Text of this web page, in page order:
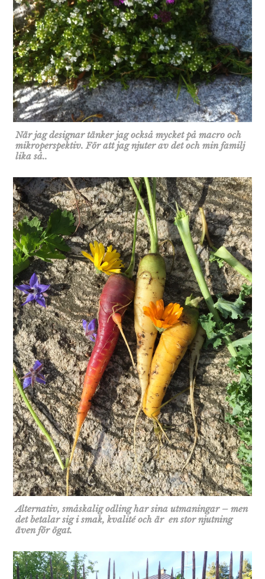
När jag designar tänker jag också mycket på macro och
mikroperspektiv. För att jag njuter av det och min familj
lika så..
Alternativ, småskalig odling har sina utmaningar – men
det betalar sig i smak, kvalité och är en stor njutning
även för ögat.